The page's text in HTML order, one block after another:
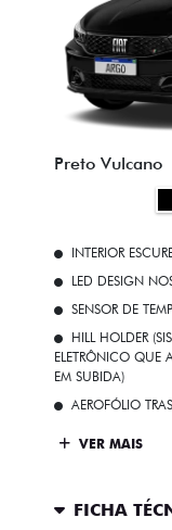
Preto Vulcano
INTERIOR
LED DESIGN
SENSOR DE
HILL HOLDER
ELETRÔNICO QUE
EM SUBIDA)
AEROFÓLIO
VER MAIS
FICHA